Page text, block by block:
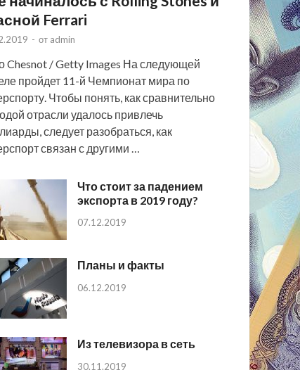
Ferrari
- от admin
Chesnot / Getty Images На следующей
пройдет 11-й Чемпионат мира по
Чтобы понять, как сравнительно
отрасли удалось привлечь
следует разобраться, как
связан с другими …
Что стоит за падением
экспорта в 2019 году?
07.12.2019
Планы и факты
06.12.2019
Из телевизора в сеть
30.11.2019